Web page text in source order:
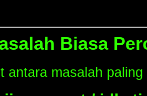
Biasa
antara masalah